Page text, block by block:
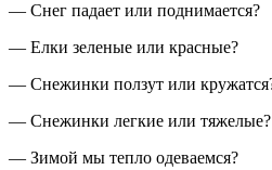
— Снег падает или поднимается?
— Елки зеленые или красные?
— Снежинки ползут или
— Снежинки легкие или тяжелые?
— Зимой мы тепло одеваемся?